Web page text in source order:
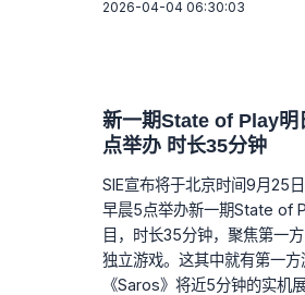
2026-04-04 06:30:03
新一期State of Play明
点举办 时长35分钟
SIE宣布将于北京时间9月25日
早晨5点举办新一期State of
目，时长35分钟，聚焦第一
独立游戏。这其中就有第一方
《Saros》将近5分钟的实机